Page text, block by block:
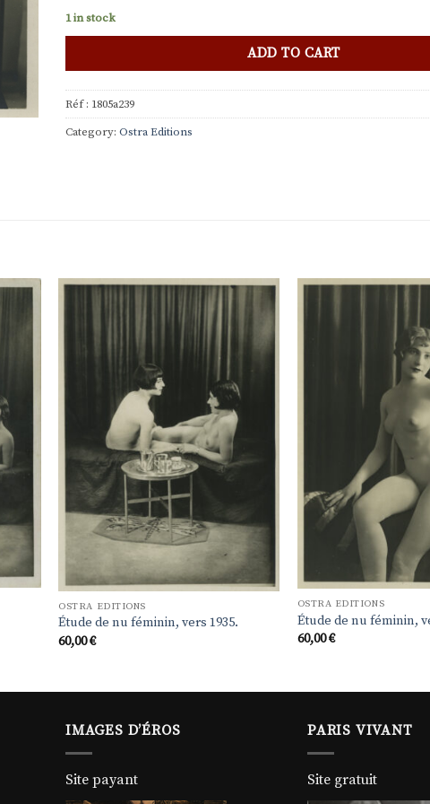
1 in stock
ADD TO CART
Réf : 1805a239
Category: Ostra Editions
liste de
OSTRA EDITIONS
Étude de nu féminin, vers 1935.
60,00€
OSTRA EDITIONS
Étude de nu féminin,
60,00€
IMAGES D’ÉROS
Site payant
PARIS VIVANT
Site gratuit